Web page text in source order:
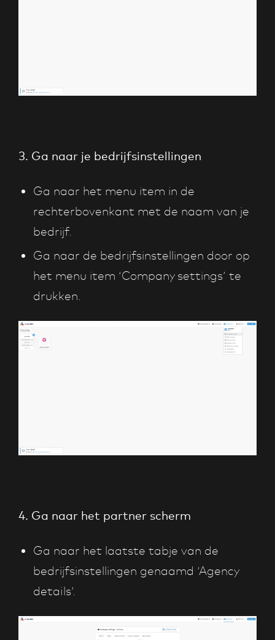
3. Ga naar je bedrijfsinstellingen
Ga naar het menu item in de
rechterbovenkant met de naam van je
bedrijf.
Ga naar de bedrijfsinstellingen door op
het menu item ‘Company settings’ te
drukken.
4. Ga naar het partner scherm
Ga naar het laatste tabje van de
bedrijfsinstellingen genaamd ‘Agency
details’.